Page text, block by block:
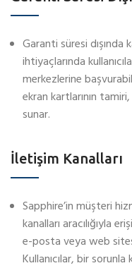
Garanti süresi dışında
ihtiyaçlarında
merkezlerine
ekran kartlarının
sunar.
İletişim Kanalları
Sapphire’in müşteri
kanalları aracılığıyla
e-posta veya web
Kullanıcılar, bir sorunla